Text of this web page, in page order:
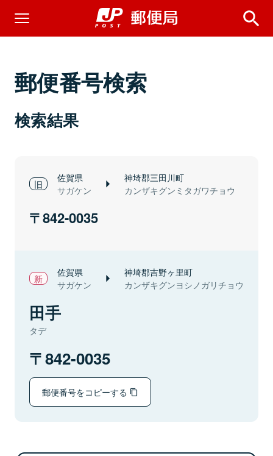
郵便番号検索
検索結果
佐賀県
サガケン
神埼郡三田川町
カンザキグンミタガワチョウ
842-0035
佐賀県
サガケン
神埼郡吉野ヶ里町
カンザキグンヨシノガリチョウ
田手
タデ
842-0035
郵便番号をコピーする